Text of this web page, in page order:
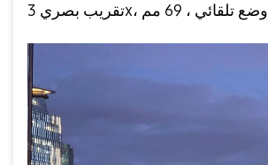
تقريب بصري 3x، وضع تلقائي ،